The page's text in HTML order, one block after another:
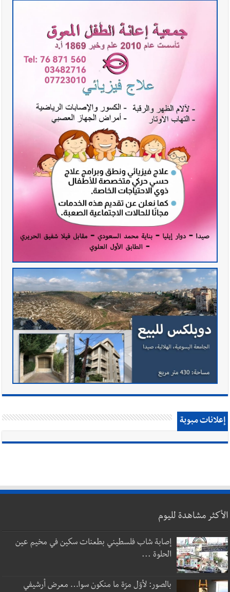
إعلانات مبوبة
الأكثر مشاهدة لليوم
إصابة شاب فلسطيني بطعنات سكين في مخيم عين
الحلوة ...
بالصور: لأوّل مرّة ما منكون سوا… معرض أرشيفي